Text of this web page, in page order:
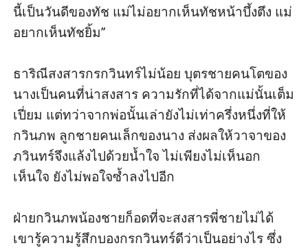
นี้เป็นวันดีของทัช แม่ไม่อยากเห็นทัชหน้าบึ้งตึง แม่
อยากเห็นทัชยิ้ม”
ธาริณีสงสารกรกวินทร์ไม่น้อย บุตรชายคนโตของ
นางเป็นคนที่น่าสงสาร ความรักที่ได้จากแม่นั้นเต็ม
เปี่ยม แต่ทว่าจากพ่อนั้นเล่ายังไม่เท่าครึ่งหนึ่งที่ให้
กวินภพ ลูกชายคนเล็กของนาง ส่งผลให้วาจาของ
ภวินทร์จึงแล้งไปด้วยน้ำใจ ไม่เพียงไม่เห็นอก
เห็นใจ ยังไม่พอใจซ้ำลงไปอีก
ฝ่ายกวินภพน้องชายก็อดที่จะสงสารพี่ชายไม่ได้
เขารู้ความรู้สึกบองกรกวินทร์ดีว่าเป็นอย่างไร ซึ่ง